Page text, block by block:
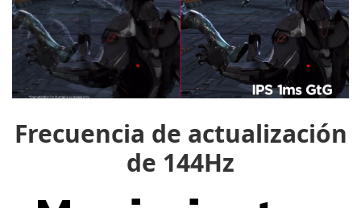
Frecuencia de actualización
de 144Hz